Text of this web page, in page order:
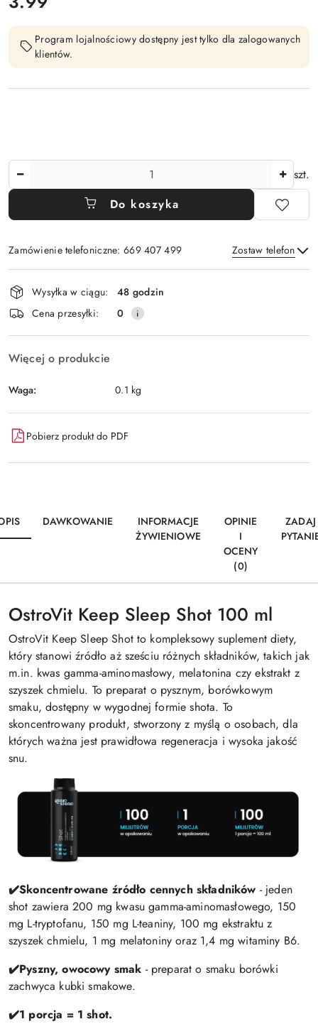
Program lojalnościowy dostępny jest tylko dla zalogowanych
klientów.
szt.
Do koszyka
Zamówienie telefoniczne: 669 407 499 Zostaw telefon
Wyślij
Dostępność
i
dostawa
Wysyłka w ciągu:
48 godzin
Cena przesyłki:
0
Więcej o produkcie
Waga: 0.1 kg
Pobierz produkt do PDF
DAWKOWANIE
INFORMACJE
ŻYWIENIOWE
OPINIE
I
OCENY
(0)
ZADAJ
OstroVit Keep Sleep Shot 100 ml
OstroVit Keep Sleep Shot to kompleksowy suplement diety,
który stanowi źródło aż sześciu różnych składników, takich jak
m.in. kwas gamma-aminomasłowy, melatonina czy ekstrakt z
szyszek chmielu. To preparat o pysznym, borówkowym
smaku, dostępny w wygodnej formie shota. To
skoncentrowany produkt, stworzony z myślą o osobach, dla
których ważna jest prawidłowa regeneracja i wysoka jakość
snu.
✔️Skoncentrowane źródło cennych składników - jeden
shot zawiera 200 mg kwasu gamma-aminomasłowego, 150
mg L-tryptofanu, 150 mg L-teaniny, 100 mg ekstraktu z
szyszek chmielu, 1 mg melatoniny oraz 1,4 mg witaminy B6.
✔️Pyszny, owocowy smak - preparat o smaku borówki
zachwyca kubki smakowe.
✔️1 porcja = 1 shot.